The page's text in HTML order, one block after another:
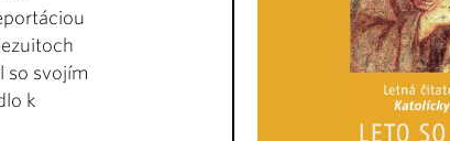
so svojím
k